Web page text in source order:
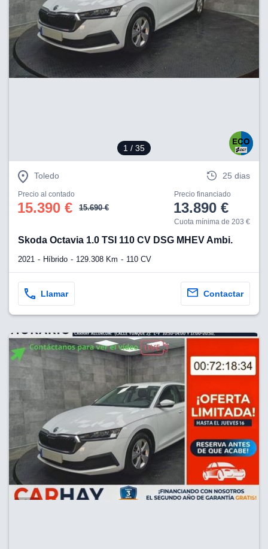
1 / 35
Toledo 25 dias
Precio al contado
15.390 € 15.690 €
Precio financiado
13.890 €
Cuota mínima de 203 €
Skoda Octavia 1.0 TSI 110 CV DSG MHEV Ambi.
2021 Híbrido 129.308 Km 110 CV
Llamar Contactar